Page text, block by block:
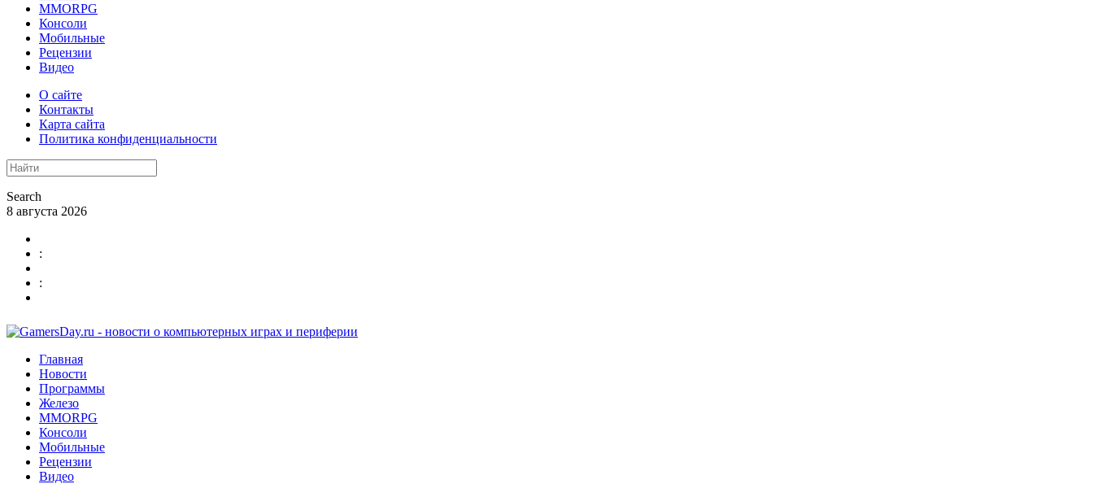
MMORPG
Консоли
Мобильные
Рецензии
Видео
О сайте
Контакты
Карта сайта
Политика конфиденциальности
Search
8 августа 2026
:
:
Главная
Новости
Программы
Железо
MMORPG
Консоли
Мобильные
Рецензии
Видео